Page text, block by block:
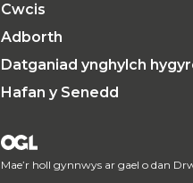
Cwcis
Adborth
Datganiad ynghylch
Hafan y Senedd
Mae’r holl gynnwys ar gael o dan